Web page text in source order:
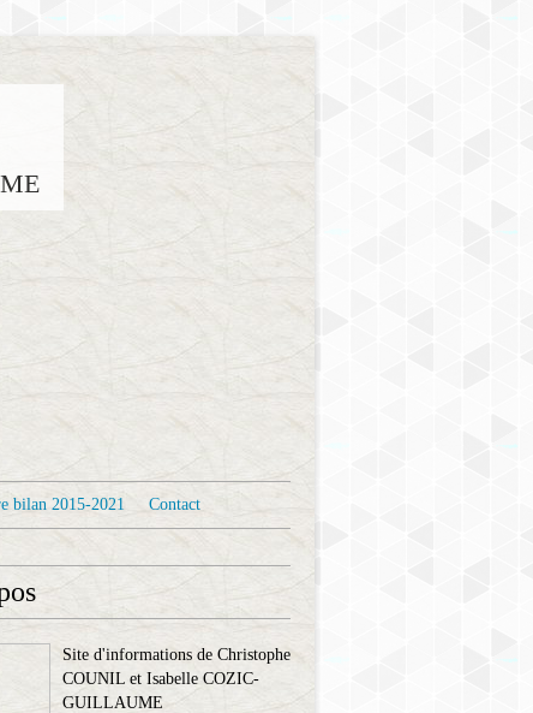
bilan 2015-2021 Contact
Site d'informations de Christophe
COUNIL et Isabelle COZIC-
GUILLAUME